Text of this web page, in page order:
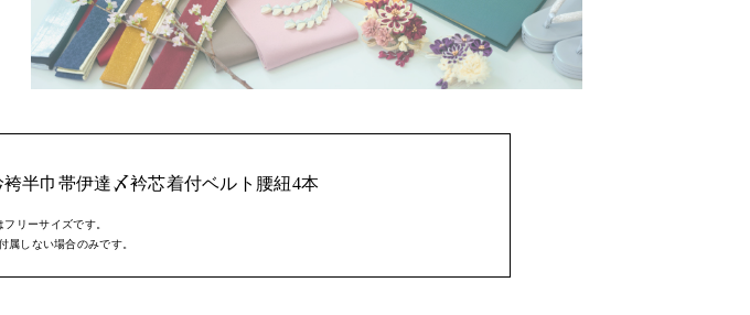
袴半巾帯伊達〆衿芯着付ベルト 腰紐4本
リーサイズです。
しない場合のみです。